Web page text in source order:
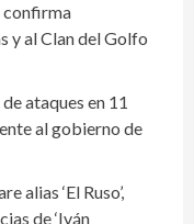
confirma
y al Clan del Golfo
ataques en 11
al gobierno de
alias ‘El Ruso’,
de ‘Iván